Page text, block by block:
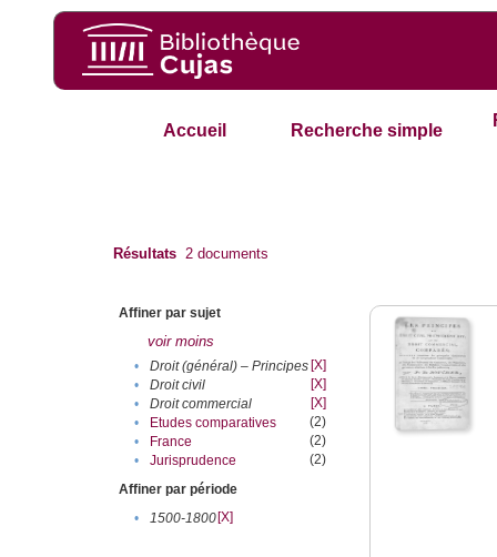
Accueil Recherche simple
Résultats 2 documents
Affiner par sujet
voir moins
• Droit (général) – Principes [X]
•
Droit civil
[X]
•
Droit commercial
[X]
•
Etudes comparatives
(2)
•
France
(2)
•
Jurisprudence
(2)
Affiner par période
•
1500-1800[X]